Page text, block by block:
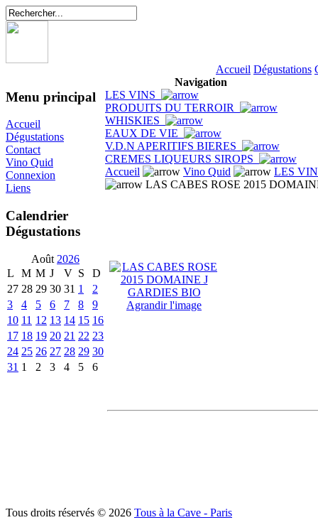
Accueil Dégustations
Menu principal
Accueil
Dégustations
Contact
Vino Quid
Connexion
Liens
Calendrier
Dégustations
Août 2026
L
M M J V S
D
27 28 29 30 31 1
2
3
4 5 6 7 8
9
10 11 12 13 14 15 16
17 18 19 20 21 22 23
24 25 26 27 28 29 30
31 1 2 3 4 5 6
Navigation
LES VINS
PRODUITS DU TERROIR
WHISKIES
EAUX DE VIE
V.D.N APERITIFS BIERES
CREMES LIQUEURS SIROPS
Accueil
Vino Quid
LES
LAS CABES ROSE 2015
Agrandir l'image
Tous droits réservés © 2026 Tous à la Cave - Paris